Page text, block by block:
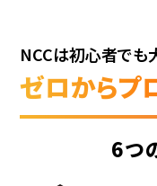
NCCは初心者でも
ゼロからプ
6つ